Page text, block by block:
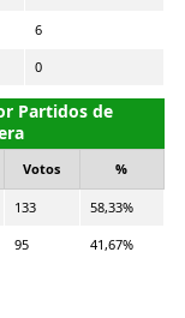
6
0
Partidos de
Votos %
133 58,33%
95 41,67%